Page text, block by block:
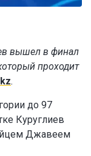
вышел в финал
проходит
.
до 97
Куруглиев
Джавеем